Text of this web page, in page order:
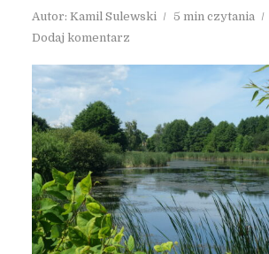
Autor: Kamil Sulewski
5 min czytania
Dodaj komentarz